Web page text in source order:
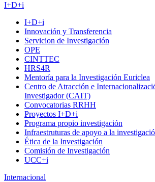
I+D+i
I+D+i
Innovación y Transferencia
Servicion de Investigación
OPE
CINTTEC
HRS4R
Mentoría para la Investigación Euriclea
Centro de Atracción e
Investigador (CAIT)
Convocatorias RRHH
Proyectos I+D+i
Programa propio investigación
Infraestruturas de apoyo a la
Ética de la Investigación
Comisión de Investigación
UCC+i
Internacional